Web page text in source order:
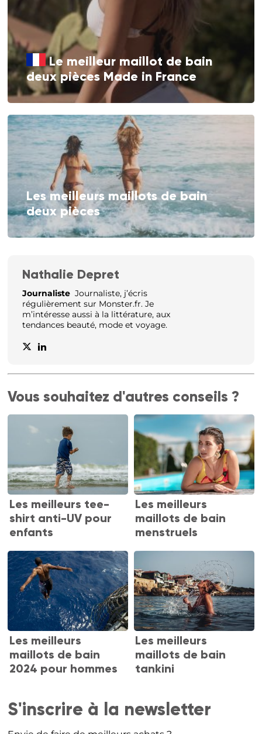
Le meilleur maillot de bain
deux pièces Made in France
Les meilleurs maillots de bain
deux pièces
Nathalie Depret
Journaliste Journaliste, j’écris
régulièrement sur Monster.fr. Je
m’intéresse aussi à la littérature, aux
tendances beauté, mode et voyage.
Vous souhaitez d'autres conseils ?
Les meilleurs tee-
shirt anti-UV pour
enfants
Les meilleurs
maillots de bain
menstruels
Les meilleurs
maillots de bain
2024 pour hommes
Les meilleurs
maillots de bain
tankini
S'inscrire à la newsletter